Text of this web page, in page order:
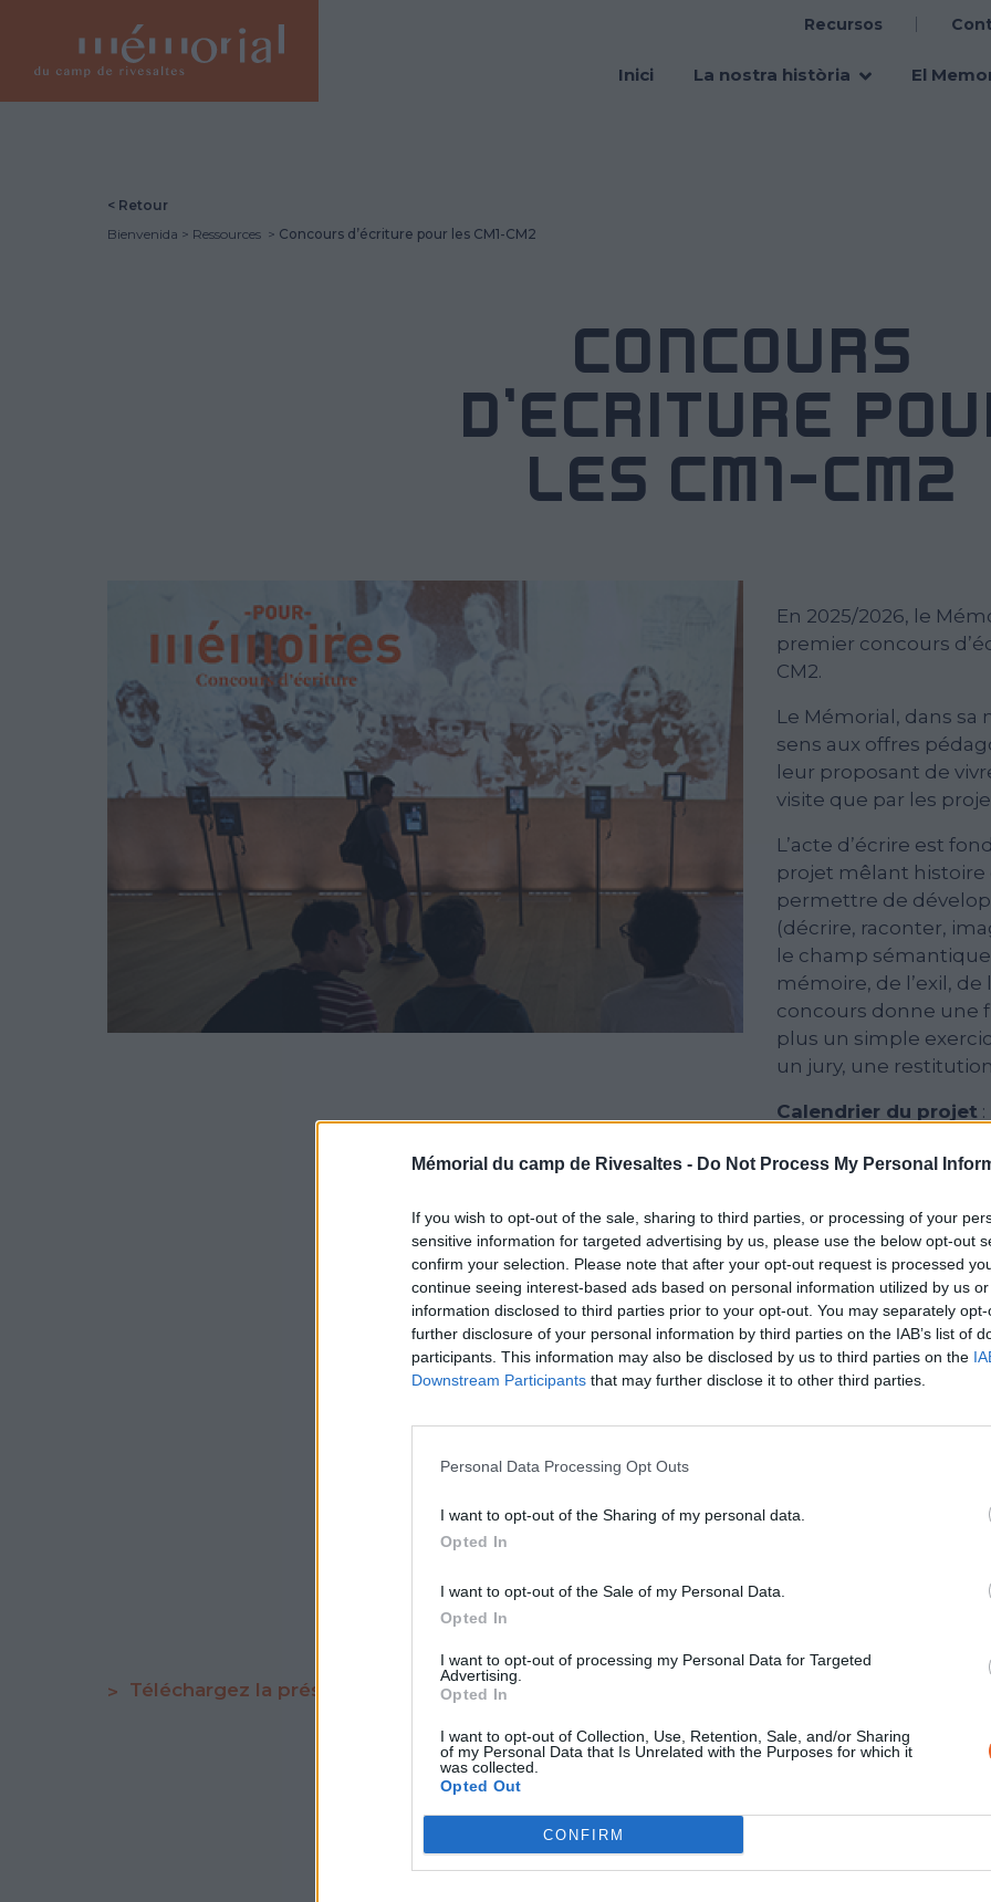
Mémorial du camp de Rivesaltes - Do Not Process My Personal
If you wish to opt-out of the sale, sharing to third parties, or processing of your
sensitive information for targeted advertising by us, please use the below opt-out
confirm your selection. Please note that after your opt-out request is processed
continue seeing interest-based ads based on personal information utilized by us
information disclosed to third parties prior to your opt-out. You may separately
further disclosure of your personal information by third parties on the IAB’s list of
participants. This information may also be disclosed by us to third parties on the
Downstream Participants that may further disclose it to other third parties.
Personal Data Processing Opt Outs
I want to opt-out of the Sharing of my personal data.
Opted In
I want to opt-out of the Sale of my Personal Data.
Opted In
I want to opt-out of processing my Personal Data for Targeted
Advertising.
Opted In
I want to opt-out of Collection, Use, Retention, Sale, and/or Sharing
of my Personal Data that Is Unrelated with the Purposes for which it
was collected.
Opted Out
CONFIRM
contingut
Main
navigation
Recursos
Inici La nostra història El
< Retour
Bienvenida
Ressources Concours d’écriture pour les CM1-CM2
CONCOURS
D’ÉCRITURE
LES CM1-CM2
En 2025/2026, le
premier concours
CM2.
Le Mémorial, dans
sens aux offres
leur proposant de
visite que par les
L’acte d’écrire est
projet mêlant
permettre de
(décrire, raconter,
le champ
mémoire, de l’exil,
concours donne une
plus un simple
un jury, une
Calendrier du projet :
Période 1 : lancement
Inscriptionavant le
Intervention d’un
concours aux élèves
en classe.
Envoi des productions
Période 4 : lecture
Période 5 : invitation
Mémorial.
Téléchargez la présentation du projet et la fiche d'inscription